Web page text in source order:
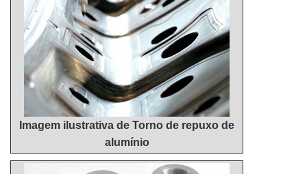
Imagem ilustrativa de Torno de repuxo de
alumínio